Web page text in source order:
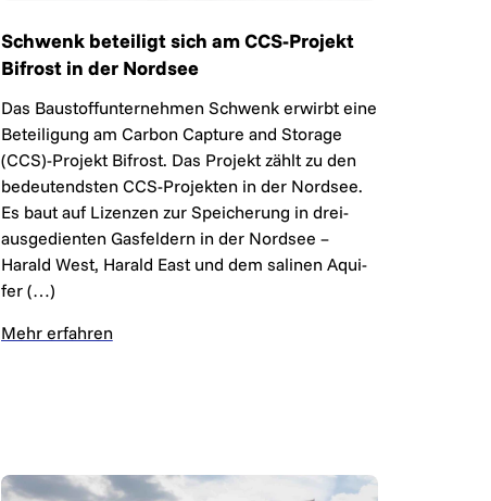
Schwenk beteiligt sich am CCS-Projekt
Bifrost in der Nordsee
Das Bau­stoff­un­ter­neh­men Schwenk er­wirbt eine
Be­tei­li­gung am Carbon Capture and Storage
(CCS)-Pro­jekt Bifrost. Das Pro­jekt zählt zu den
be­deu­tends­ten CCS-Pro­jek­ten in der Nord­see.
Es baut auf Li­zen­zen zur Spei­che­rung in drei­
aus­ge­dien­ten Gas­fel­dern in der Nord­see –
Harald West, Harald East und dem sa­li­nen Aqui­
fer (…)
Mehr erfahren